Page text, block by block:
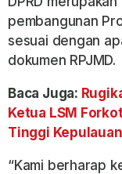
pembangunan
sesuai dengan
dokumen RPJMD.
Baca Juga:
Ketua LSM
Tinggi
“Kami berharap